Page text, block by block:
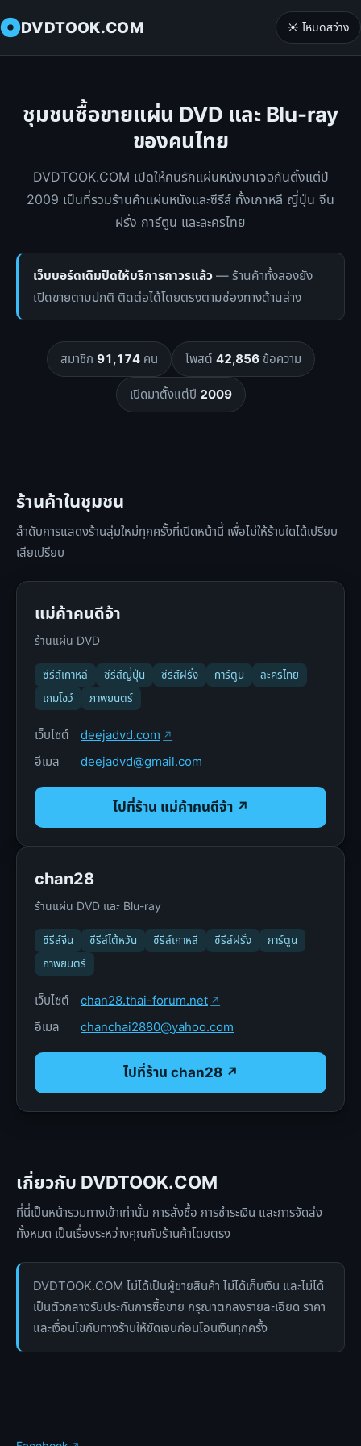
DVDTOOK.COM ☀️ โหมดสว่าง
ชุมชนซื้อขายแผ่น DVD และ Blu-ray
ของคนไทย
DVDTOOK.COM เปิดให้คนรักแผ่นหนังมาเจอกันตั้งแต่ปี
2009 เป็นที่รวมร้านค้าแผ่นหนังและซีรีส์ ทั้งเกาหลี ญี่ปุ่น จีน
ฝรั่ง การ์ตูน และละครไทย
เว็บบอร์ดเดิมปิดให้บริการถาวรแล้ว — ร้านค้าทั้งสองยัง
เปิดขายตามปกติ ติดต่อได้โดยตรงตามช่องทางด้านล่าง
สมาชิก 91,174คน โพสต์ 42,856ข้อความ
เปิดมาตั้งแต่ปี 2009
ร้านค้าในชุมชน
ลำดับการแสดงร้านสุ่มใหม่ทุกครั้งที่เปิดหน้านี้ เพื่อไม่ให้ร้านใดได้เปรียบ
เสียเปรียบ
แม่ค้าคนดีจ้า
ร้านแผ่น DVD
ซีรีส์เกาหลี ซีรีส์ญี่ปุ่น ซีรีส์ฝรั่ง การ์ตูน
ละครไทย
เกมโชว์
ภาพยนตร์
เว็บไซต์
deejadvd.com
อีเมล
deejadvd@gmail.com
ไปที่ร้าน แม่ค้าคนดีจ้า ↗
chan28
ร้านแผ่น DVD และ Blu-ray
ซีรีส์จีน ซีรีส์ไต้หวัน ซีรีส์เกาหลี ซีรีส์ฝรั่ง
การ์ตูน
ภาพยนตร์
เว็บไซต์
chan28.thai-forum.net
อีเมล
chanchai2880@yahoo.com
ไปที่ร้าน chan28 ↗
เกี่ยวกับ DVDTOOK.COM
ที่นี่เป็นหน้ารวมทางเข้าเท่านั้น การสั่งซื้อ การชำระเงิน และการจัดส่ง
ทั้งหมด เป็นเรื่องระหว่างคุณกับร้านค้าโดยตรง
DVDTOOK.COM ไม่ได้เป็นผู้ขายสินค้า ไม่ได้เก็บเงิน และไม่ได้
เป็นตัวกลางรับประกันการซื้อขาย กรุณาตกลงรายละเอียด ราคา
และเงื่อนไขกับทางร้านให้ชัดเจนก่อนโอนเงินทุกครั้ง